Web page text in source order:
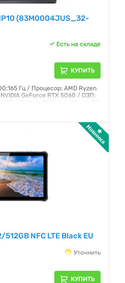
(83M0004JUS_32-
Есть на складе
КУПИТЬ
Гц / Процесор: AMD Ryzen
GeForce RTX 5060 / ОЗП:
ОС: Windows 11 Home / Маса: 2.1
512GB NFC LTE Black EU
Уточнить
КУПИТЬ